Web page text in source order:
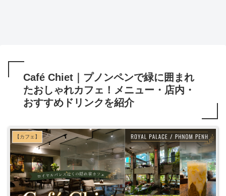
Café Chiet｜プノンペンで緑に囲まれ
たおしゃれカフェ！メニュー・店内・
おすすめドリンクを紹介
【カフェ】